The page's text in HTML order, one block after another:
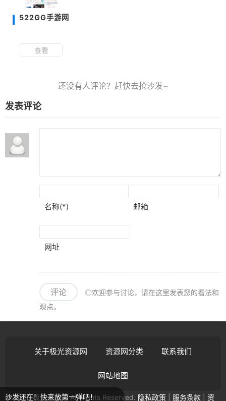
522GG手游网
查看
发表评论
名称(*) 邮箱
网址
评论
◎欢迎参与讨论，请在这里发表您的看法和
观点。
关于极光资源网 资源网分类 联系我们
网站地图
© 2025 极光资源网 All Rights Reserved. 隐私政策 服务条款 资
还在！快来放第一弹吧！